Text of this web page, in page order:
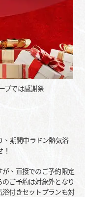
プでは感謝祭
、期間中ラドン熱気浴
、直接でのご予約限定
ご予約は対象外となり
付きセットプランも対